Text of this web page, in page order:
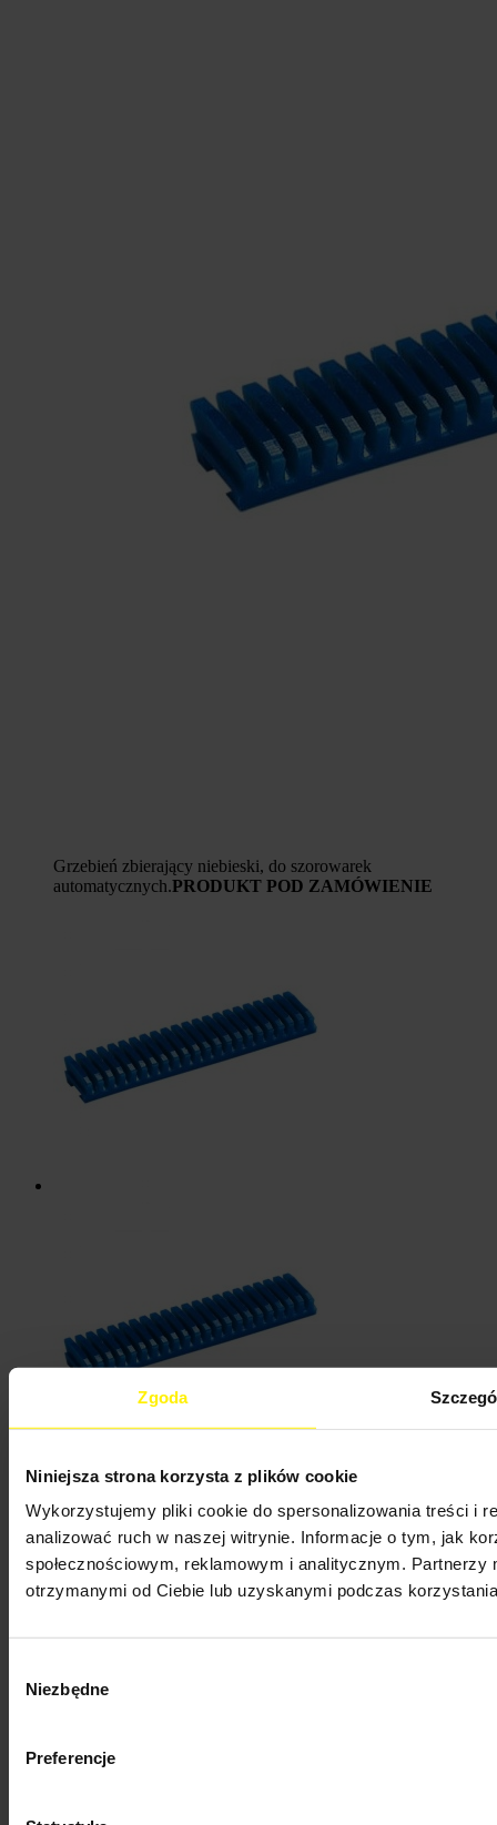
Zgoda
Niniejsza strona korzysta z plików cookie
Wykorzystujemy pliki cookie do spersonalizowania treści i
analizować ruch w naszej witrynie. Informacje o tym, jak
społecznościowym, reklamowym i analitycznym. Partnerzy
otrzymanymi od Ciebie lub uzyskanymi podczas
zgody
Niezbędne
Preferencje
Grzebień zbierający niebieski, do szorowarek
automatycznych.PRODUKT POD ZAMÓWIENIE
Produkty
Produkty
Promocje
Nowe produkty
Menu
Gwarancja